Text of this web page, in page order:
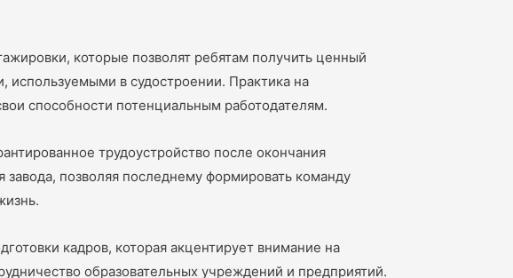
которые позволят ребятам получить ценный
используемыми в судостроении. Практика на
способности потенциальным работодателям.
трудоустройство после окончания
позволяя последнему формировать команду
кадров, которая акцентирует внимание на
образовательных учреждений и предприятий.